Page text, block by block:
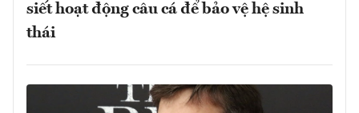
siết hoạt động câu cá để bảo vệ hệ sinh
thái